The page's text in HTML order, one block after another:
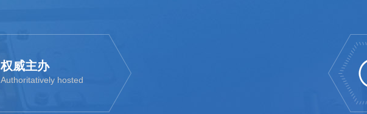
权威主办
Authoritatively hosted